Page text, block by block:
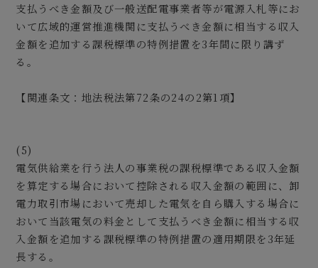
支払うべき金額及び一般送配電事業者等が電源入札等にお
いて広域的運営推進機関に支払うべき金額に相当する収入
金額を追加する課税標準の特例措置を3年間に限り講ず
る。
【関連条文：地法税法第72条の24の2第1項】
(5)
電気供給業を行う法人の事業税の課税標準である収入金額
を算定する場合において控除される収入金額の範囲に、卸
電力取引市場において売却した電気を自ら購入する場合に
おいて当該電気の料金として支払うべき金額に相当する収
入金額を追加する課税標準の特例措置の適用期限を3年延
長する。